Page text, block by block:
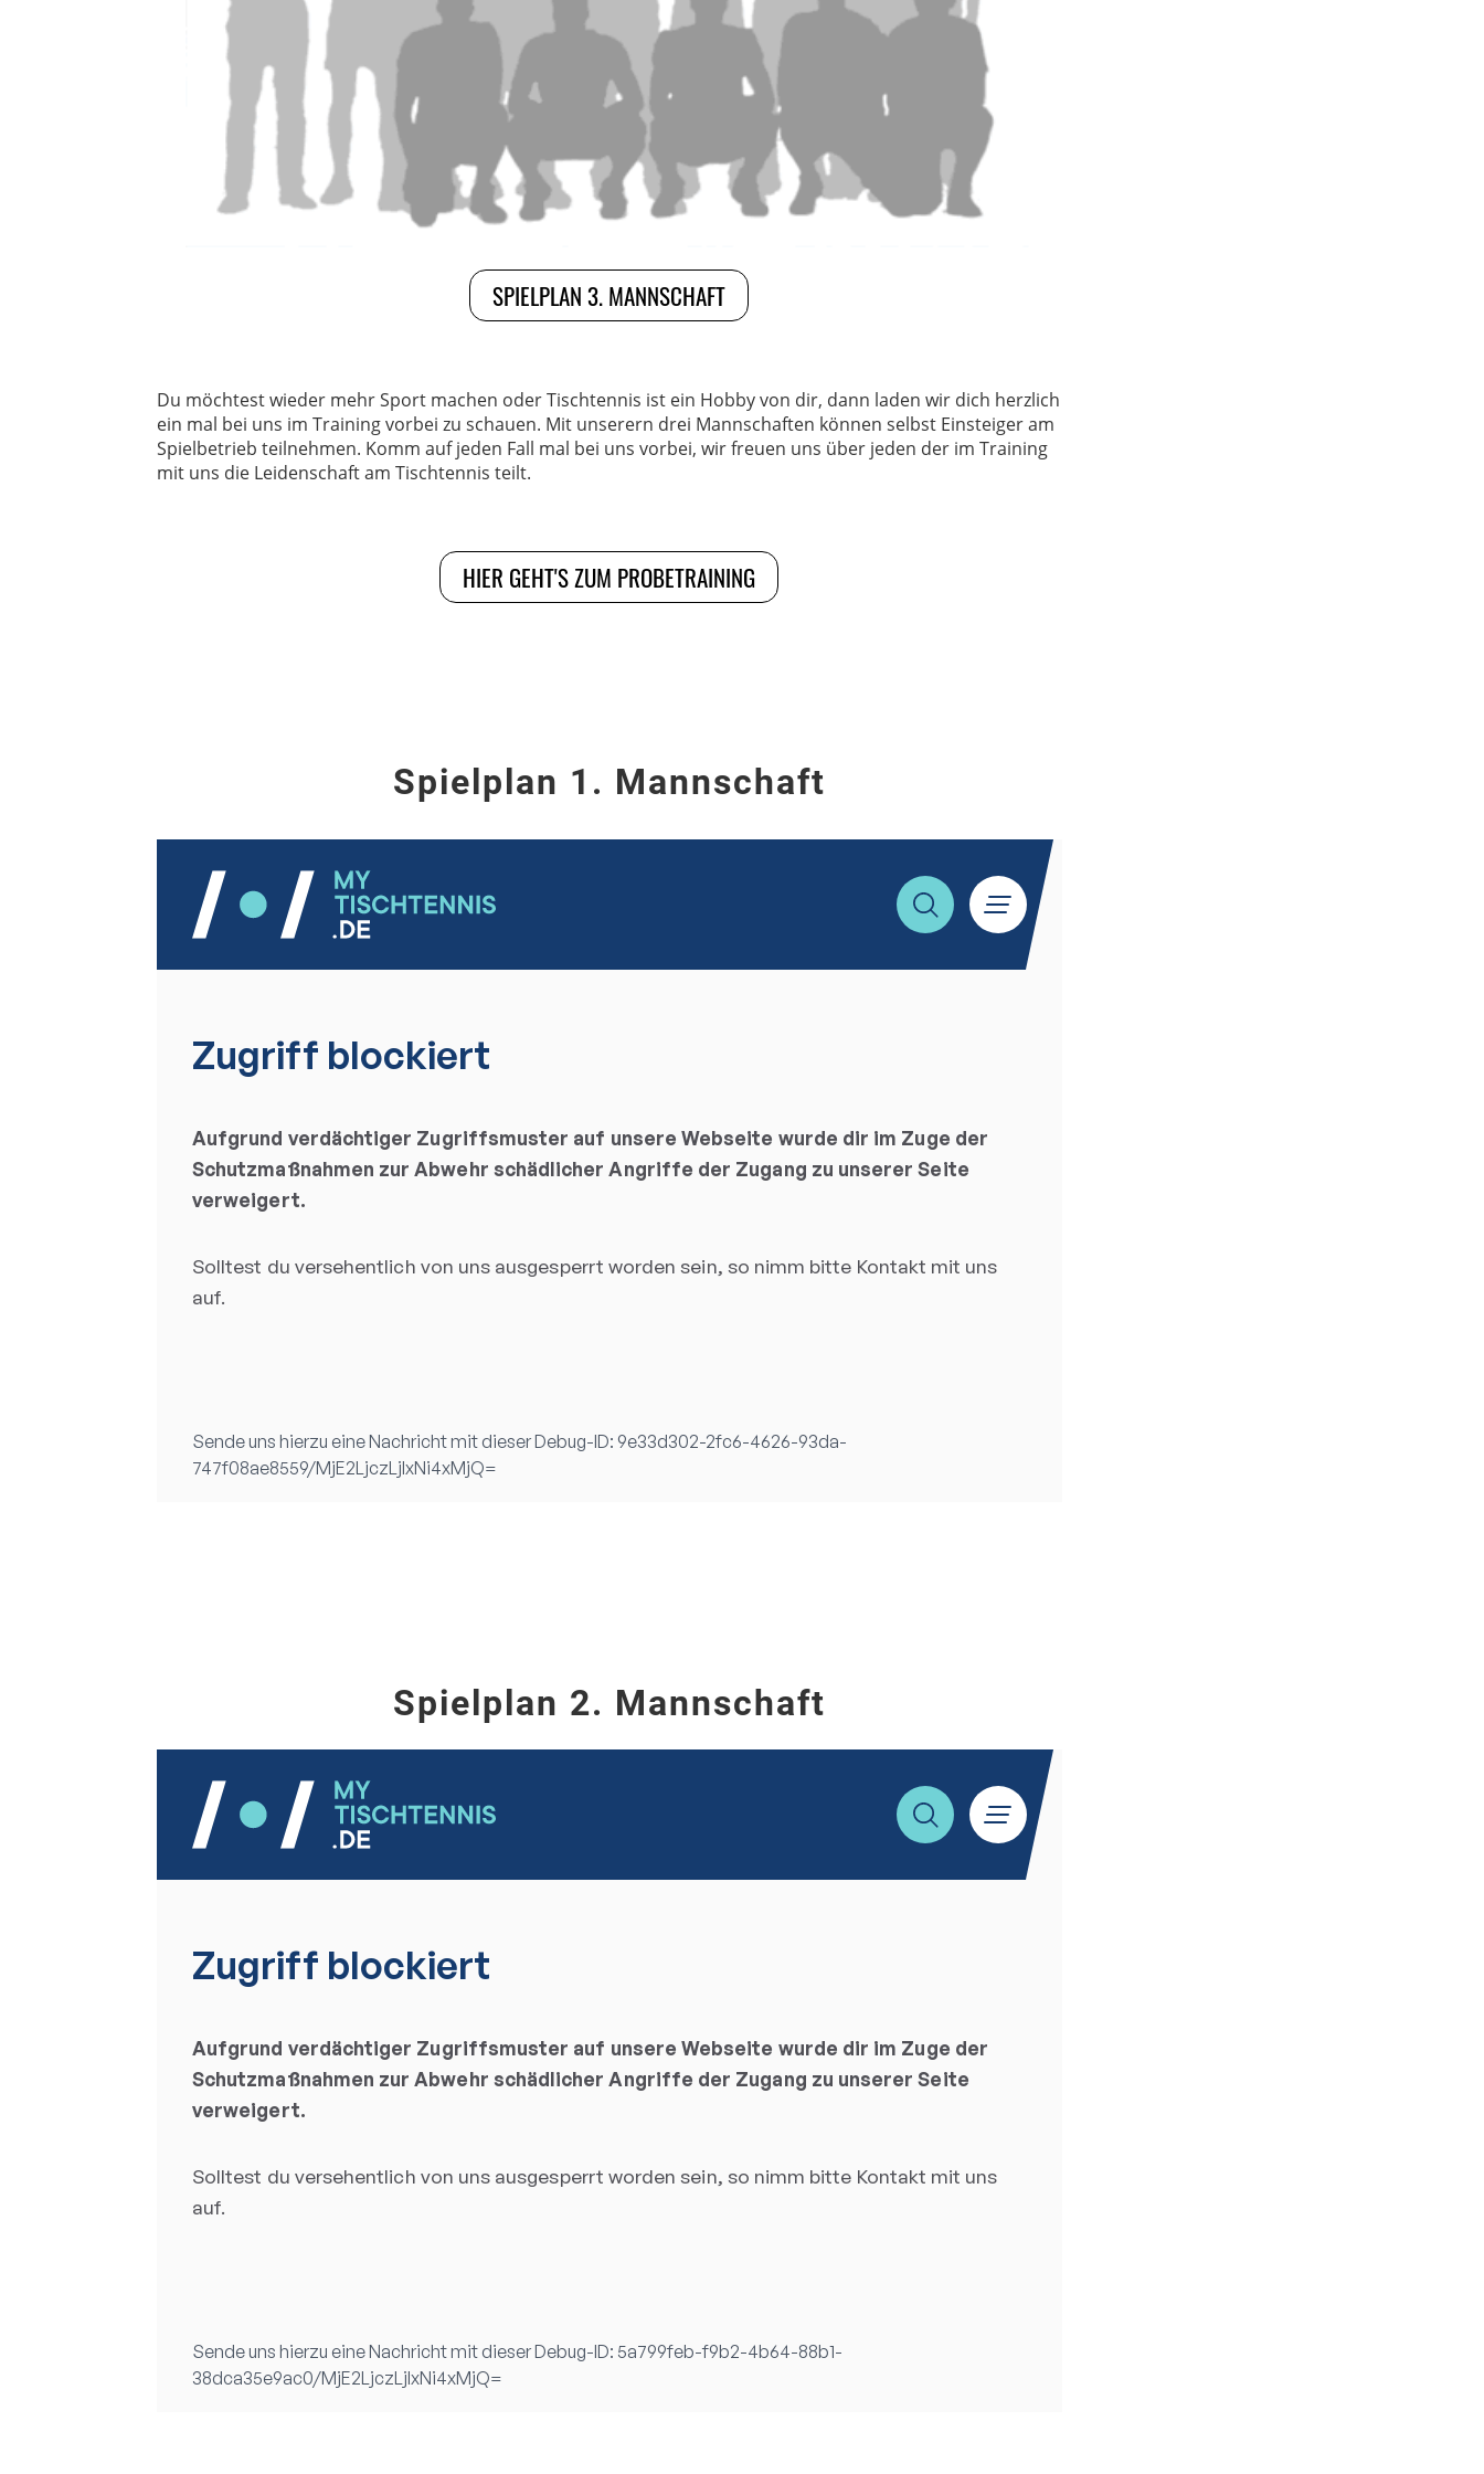
SPIELPLAN 3. MANNSCHAFT
Du möchtest wieder mehr Sport machen oder Tischtennis ist ein Hobby von dir, dann laden wir dich herzlich
ein mal bei uns im Training vorbei zu schauen. Mit unserern drei Mannschaften können selbst Einsteiger am
Spielbetrieb teilnehmen. Komm auf jeden Fall mal bei uns vorbei, wir freuen uns über jeden der im Training
mit uns die Leidenschaft am Tischtennis teilt.
HIER GEHT'S ZUM PROBETRAINING
Spielplan 1. Mannschaft
Spielplan 2. Mannschaft